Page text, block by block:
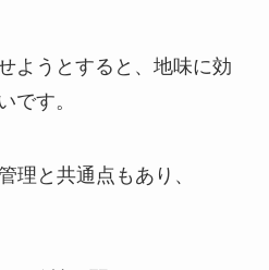
ようとすると、地味に効
です。
理と共通点もあり、